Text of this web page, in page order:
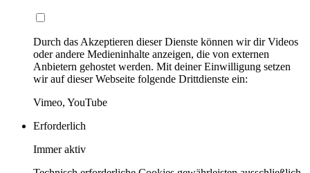
Durch das Akzeptieren dieser Dienste können wir dir Videos
oder andere Medieninhalte anzeigen, die von externen
Anbietern gehostet werden. Mit deiner Einwilligung setzen
wir auf dieser Webseite folgende Drittdienste ein:
Vimeo, YouTube
Erforderlich
Immer aktiv